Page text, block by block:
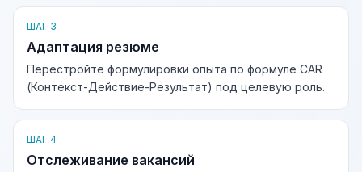
ШАГ 3
Адаптация резюме
Перестройте формулировки опыта по формуле CAR
(Контекст-Действие-Результат) под целевую роль.
ШАГ 4
Отслеживание вакансий